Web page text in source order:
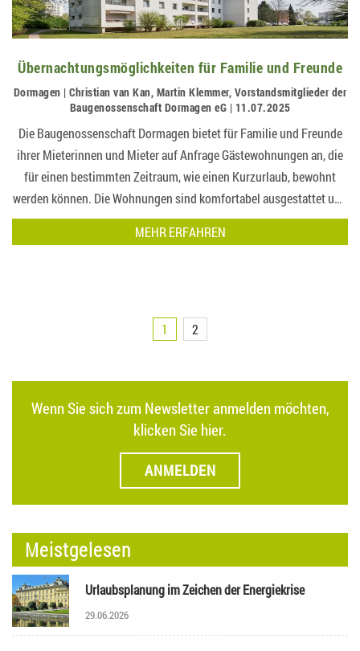
Übernachtungsmöglichkeiten für Familie und Freunde
Dormagen | Christian van Kan, Martin Klemmer, Vorstandsmitglieder der
Baugenossenschaft Dormagen eG | 11.07.2025
Die Baugenossenschaft Dormagen bietet für Familie und Freunde
ihrer Mieterinnen und Mieter auf Anfrage Gästewohnungen an, die
für einen bestimmten Zeitraum, wie einen Kurzurlaub, bewohnt
werden können. Die Wohnungen sind komfortabel ausgestattet und
eine preisgünstige Alternative zu Hotels….
MEHR ERFAHREN
1 2
Wenn Sie sich zum Newsletter anmelden möchten,
klicken Sie hier.
ANMELDEN
Meistgelesen
Urlaubsplanung im Zeichen der Energiekrise
29.06.2026